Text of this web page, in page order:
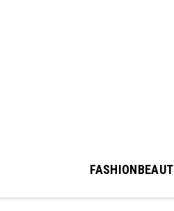
FASHION